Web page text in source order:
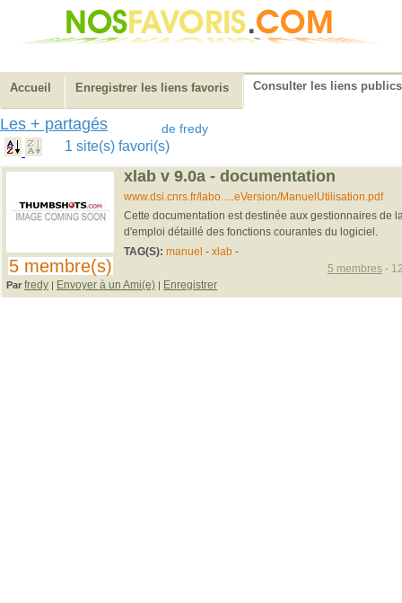
Accueil Enregistrer les liens favoris Consulter les liens publics
Les + partagés de fredy
1 site(s) favori(s)
5 membre(s)
xlab v 9.0a - documentation
www.dsi.cnrs.fr/labo.....eVersion/ManuelUtilisation.pdf
Cette documentation est destinée aux gestionnaires de
d'emploi détaillé des fonctions courantes du logiciel.
TAG(S): manuel - xlab-
Par fredy | Envoyer à un Ami(e) | Enregistrer
5 membres-